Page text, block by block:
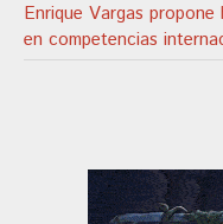
Enrique Vargas
en competencias